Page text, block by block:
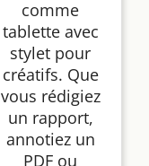
comme
tablette avec
stylet pour
créatifs. Que
vous rédigiez
un rapport,
annotiez un
PDF ou